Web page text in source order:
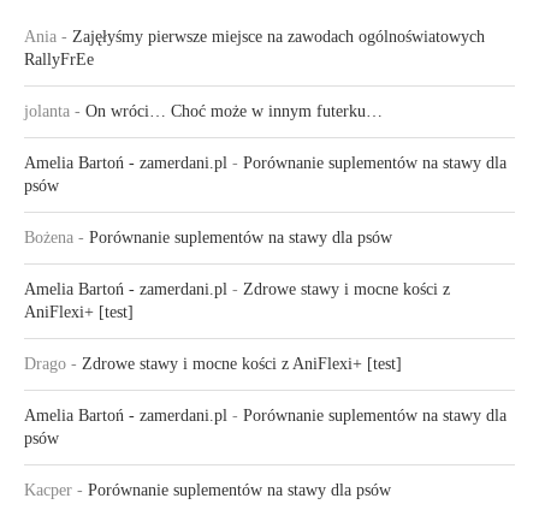
Ania - Zajęłyśmy pierwsze miejsce na zawodach ogólnoświatowych
RallyFrEe
jolanta - On wróci… Choć może w innym futerku…
Amelia Bartoń - zamerdani.pl - Porównanie suplementów na stawy dla
psów
Bożena - Porównanie suplementów na stawy dla psów
Amelia Bartoń - zamerdani.pl - Zdrowe stawy i mocne kości z
AniFlexi+ [test]
Drago - Zdrowe stawy i mocne kości z AniFlexi+ [test]
Amelia Bartoń - zamerdani.pl - Porównanie suplementów na stawy dla
psów
Kacper - Porównanie suplementów na stawy dla psów